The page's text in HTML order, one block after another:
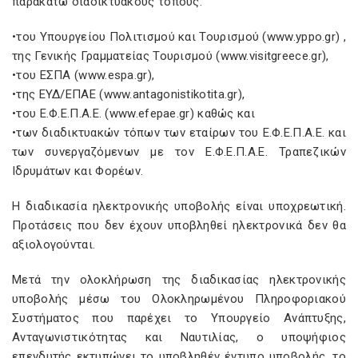
•του Υπουργείου Πολιτισμού και Τουρισμού (www.yppo.gr) ,
της Γενικής Γραμματείας Τουρισμού (www.visitgreece.gr),
•του ΕΣΠΑ (www.espa.gr),
•της ΕΥΔ/ΕΠΑΕ (www.antagonistikotita.gr),
•του Ε.Φ.Ε.Π.Α.Ε. (www.efepae.gr) καθώς και
•των διαδικτυακών τόπων των εταίρων του Ε.Φ.Ε.Π.Α.Ε. και
των συνεργαζόμενων με τον Ε.Φ.Ε.Π.Α.Ε. Τραπεζικών
Ιδρυμάτων και Φορέων.
Η διαδικασία ηλεκτρονικής υποβολής είναι υποχρεωτική.
Προτάσεις που δεν έχουν υποβληθεί ηλεκτρονικά δεν θα
αξιολογούνται.
Μετά την ολοκλήρωση της διαδικασίας ηλεκτρονικής
υποβολής μέσω του Ολοκληρωμένου Πληροφοριακού
Συστήματος που παρέχει το Υπουργείο Ανάπτυξης,
Ανταγωνιστικότητας και Ναυτιλίας, ο υποψήφιος